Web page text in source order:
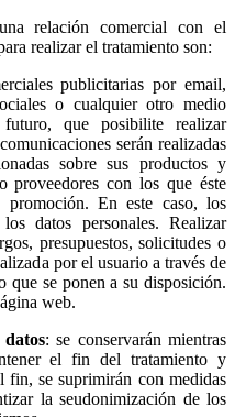
relación comercial con el
realizar el tratamiento son:
publicitarias por email,
o cualquier otro medio
que posibilite realizar
serán realizadas
sobre sus productos y
proveedores con los que éste
promoción. En este caso, los
datos personales. Realizar
presupuestos, solicitudes o
por el usuario a través de
que se ponen a su disposición.
web.
: se conservarán mientras
el fin del tratamiento y
fin, se suprimirán con medidas
la seudonimización de los